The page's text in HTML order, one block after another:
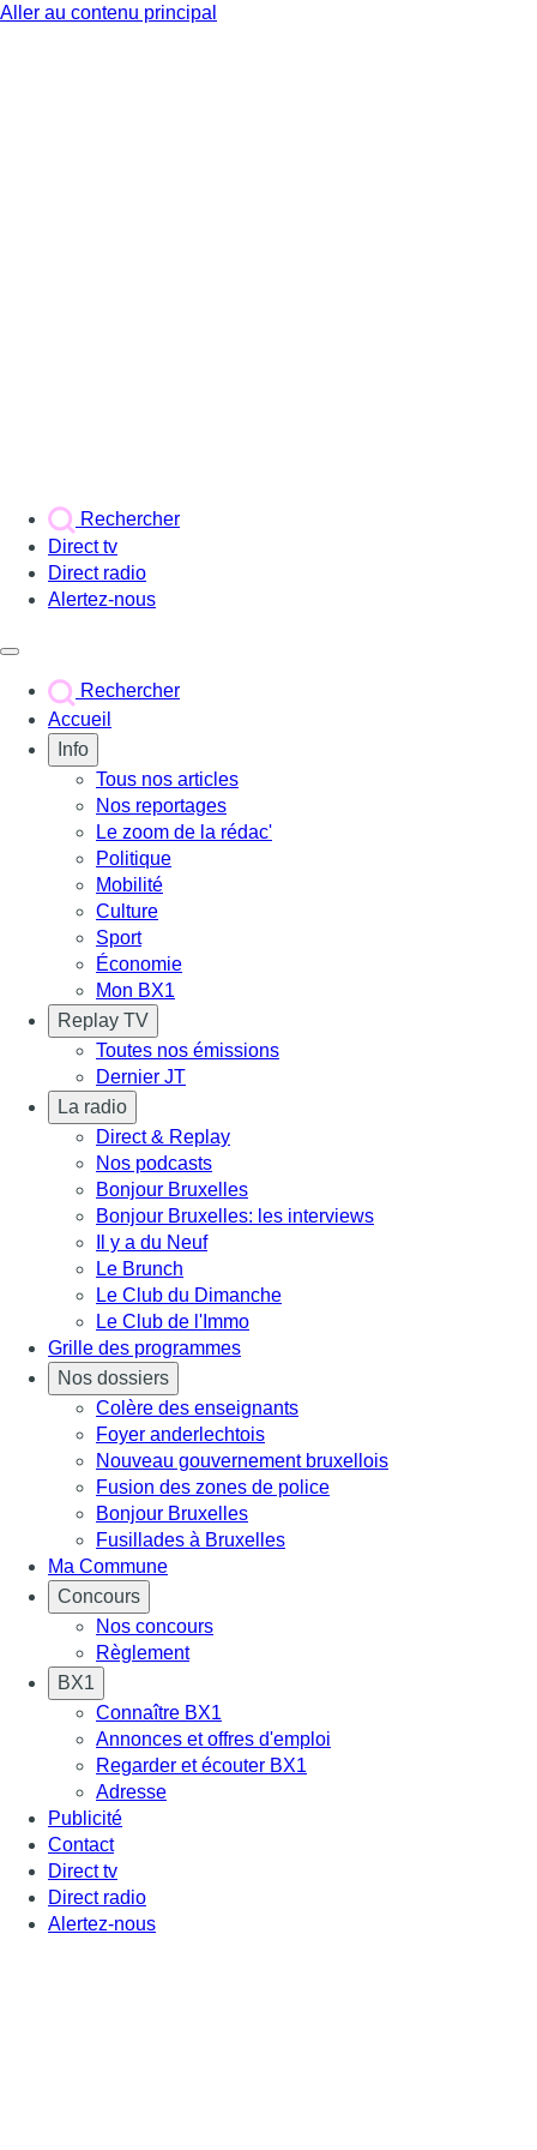
Aller au contenu principal
Rechercher
Direct tv
Direct radio
Alertez-nous
Rechercher
Accueil
Info
Tous nos articles
Nos reportages
Le zoom de la rédac'
Politique
Mobilité
Culture
Sport
Économie
Mon BX1
Replay TV
Toutes nos émissions
Dernier JT
La radio
Direct & Replay
Nos podcasts
Bonjour Bruxelles
Bonjour Bruxelles: les interviews
Il y a du Neuf
Le Brunch
Le Club du Dimanche
Le Club de l'Immo
Grille des programmes
Nos dossiers
Colère des enseignants
Foyer anderlechtois
Nouveau gouvernement bruxellois
Fusion des zones de police
Bonjour Bruxelles
Fusillades à Bruxelles
Ma Commune
Concours
Nos concours
Règlement
BX1
Connaître BX1
Annonces et offres d'emploi
Regarder et écouter BX1
Adresse
Publicité
Contact
Direct tv
Direct radio
Alertez-nous